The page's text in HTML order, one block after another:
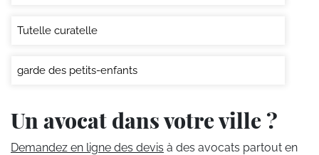
Tutelle curatelle
garde des petits-enfants
Un avocat dans votre ville ?
Demandez en ligne des devis à des avocats partout en